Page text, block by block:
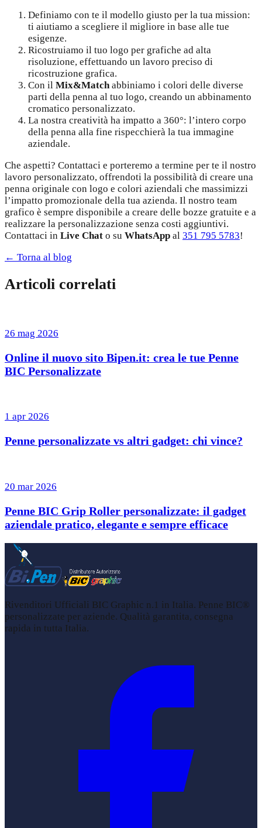
Definiamo con te il modello giusto per la tua mission:
ti aiutiamo a scegliere il migliore in base alle tue
esigenze.
Ricostruiamo il tuo logo per grafiche ad alta
risoluzione, effettuando un lavoro preciso di
ricostruzione grafica.
Con il Mix&Matchabbiniamo i colori delle diverse
parti della penna al tuo logo, creando un abbinamento
cromatico personalizzato.
La nostra creatività ha impatto a 360°: l’intero corpo
della penna alla fine rispecchierà la tua immagine
aziendale.
Che aspetti? Contattaci e porteremo a termine per te il nostro
lavoro personalizzato, offrendoti la possibilità di creare una
penna originale con logo e colori aziendali che massimizzi
l’impatto promozionale della tua azienda. Il nostro team
grafico è sempre disponibile a creare delle bozze gratuite e a
realizzare la personalizzazione senza costi aggiuntivi.
Contattaci in Live Chat o su WhatsApp al 351 795 5783!
← Torna al blog
Articoli correlati
26 mag 2026
Online il nuovo sito Bipen.it: crea le tue Penne
BIC Personalizzate
1 apr 2026
Penne personalizzate vs altri gadget: chi vince?
20 mar 2026
Penne BIC Grip Roller personalizzate: il gadget
aziendale pratico, elegante e sempre efficace
Rivenditori Ufficiali BIC Graphic n.1 in Italia. Penne BIC®
personalizzate per aziende. Qualità garantita, consegna
rapida in tutta Italia.